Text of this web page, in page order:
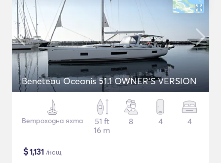
Beneteau Oceanis 51.1 OWNER'S VERSION
Ветроходна яхта
51 ft
16 m
8 4 4
$1,131 /нощ